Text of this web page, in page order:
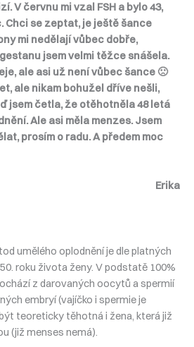
V červnu mi vzal FSH a bylo 43,
Chci se zeptat, je ještě šance
mi nedělají vůbec dobře,
jsem velmi těžce snášela.
ale asi už není vůbec šance 🙁
ale nikam bohužel dříve nešli,
jsem četla, že otěhotněla 48 letá
Ale asi měla menzes. Jsem
prosím o radu. A předem moc
Erika
umělého oplodnění je dle platných
roku života ženy. V podstatě 100%
z darovaných oocytů a spermií
embryí (vajíčko i spermie je
teoreticky těhotná i žena, která již
(již menses nemá).